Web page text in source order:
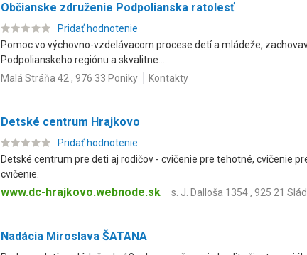
Občianske združenie Podpolianska ratolesť
Pridať hodnotenie
Pomoc vo výchovno-vzdelávacom procese detí a mládeže,
Podpolianskeho regiónu a skvalitne...
Malá Stráňa 42 , 976 33 Poniky
Kontakty
Detské centrum Hrajkovo
Pridať hodnotenie
Detské centrum pre deti aj rodičov - cvičenie pre tehotné, cvičenie
cvičenie.
www.dc-hrajkovo.webnode.sk s. J. Dalloša 1354 , 925 21
Nadácia Miroslava ŠATANA